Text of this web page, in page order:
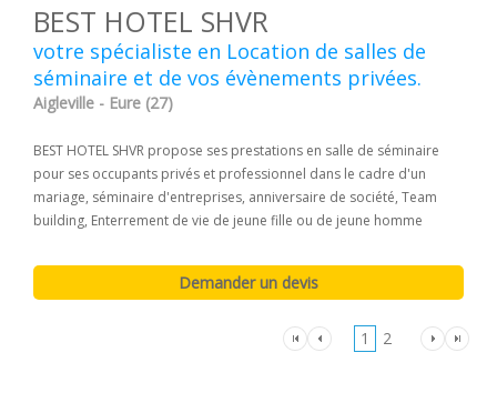
BEST HOTEL SHVR
votre spécialiste en Location de salles de
séminaire et de vos évènements privées.
Aigleville - Eure (27)
BEST HOTEL SHVR propose ses prestations en salle de séminaire
pour ses occupants privés et professionnel dans le cadre d'un
mariage, séminaire d'entreprises, anniversaire de société, Team
building, Enterrement de vie de jeune fille ou de jeune homme
1 2